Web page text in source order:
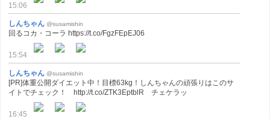
15:06
しんちゃん @susamishin
回るコカ・コーラ https://t.co/FgzFEpEJ06
15:54
しんちゃん @susamishin
[PR]体重公開ダイエット中！目標63kg！しんちゃんの頑張りはこのサ
イトでチェック！ http://t.co/ZTK3EptblR チェケラッ
16:45